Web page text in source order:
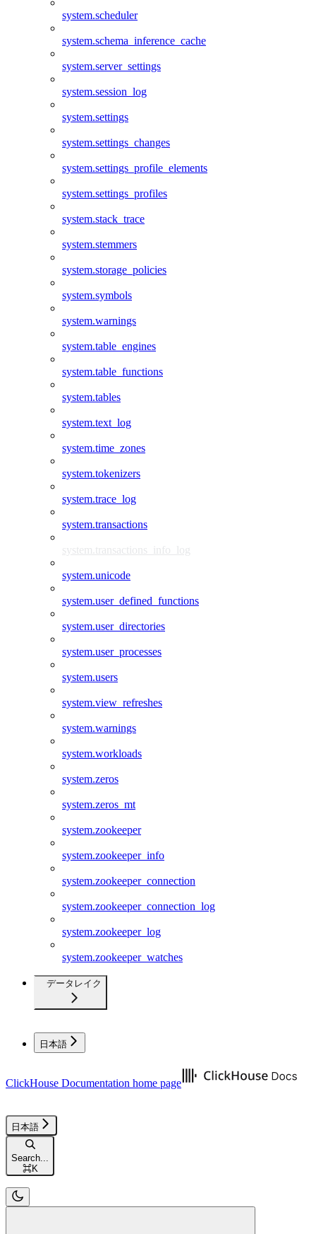
system.scheduler
system.schema_inference_cache
system.server_settings
system.session_log
system.settings
system.settings_changes
system.settings_profile_elements
system.settings_profiles
system.stack_trace
system.stemmers
system.storage_policies
system.symbols
system.warnings
system.table_engines
system.table_functions
system.tables
system.text_log
system.time_zones
system.tokenizers
system.trace_log
system.transactions
system.transactions_info_log
system.unicode
system.user_defined_functions
system.user_directories
system.user_processes
system.users
system.view_refreshes
system.warnings
system.workloads
system.zeros
system.zeros_mt
system.zookeeper
system.zookeeper_info
system.zookeeper_connection
system.zookeeper_connection_log
system.zookeeper_log
system.zookeeper_watches
データレイク
日本語
ClickHouse Documentation home page
日本語
Search...
⌘K